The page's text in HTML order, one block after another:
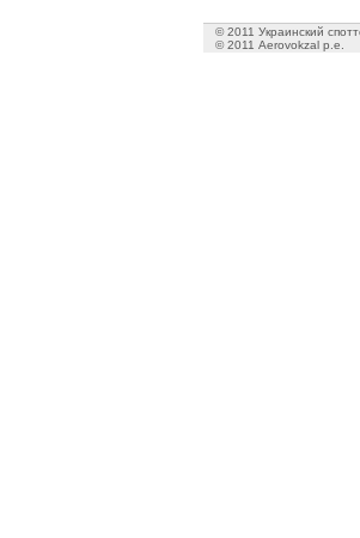
© 2011 Украинский
© 2011 Aerovokzal p.e.